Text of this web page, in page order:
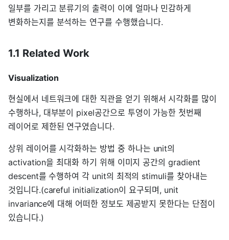
일부를 가리고 분류기의 출력이 이에 얼마나 민감하게
변화하는지를 분석하는 연구를 수행했습니다.
1.1 Related Work
Visualization
현실에서 네트워크에 대한 직관을 얻기 위해서 시각화를 많이
수행하나, 대부분이 pixel공간으로 투영이 가능한 첫번째
레이어로 제한된 연구였습니다.
상위 레이어를 시각화하는 방법 중 하나는 unit의
activation을 최대화 하기 위해 이미지 공간의 gradient
descent를 수행하여 각 unit의 최적의 stimuli를 찾아내는
것입니다.(careful initialization이 요구되며, unit
invariance에 대해 어떠한 정보도 제공받지 못한다는 단점이
있습니다.)